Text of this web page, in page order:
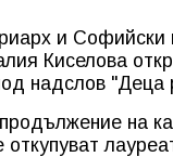
и
Киселова
надслов "Деца
на
откупуват